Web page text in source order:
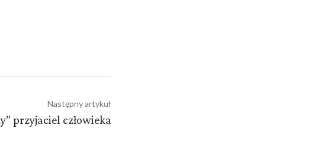
Następny artykuł
przyjaciel człowieka